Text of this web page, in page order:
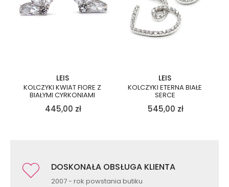
LEIS
KOLCZYKI KWIAT FIORE Z
BIAŁYMI CYRKONIAMI
445,00 zł
LEIS
KOLCZYKI ETERNA BIAŁE
SERCE
545,00 zł
DOSKONAŁA OBSŁUGA KLIENTA
2007 - rok powstania butiku